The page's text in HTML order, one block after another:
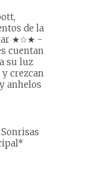
de la
★☆★ -
cuentan
su luz
crezcan
anhelos